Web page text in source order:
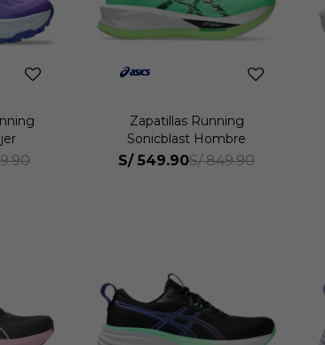
Zapatillas Running
Sonicblast Hombre
S/ 549.90S/ 849.90